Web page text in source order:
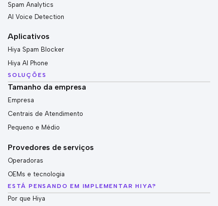
Spam Analytics
AI Voice Detection
Aplicativos
Hiya Spam Blocker
Hiya AI Phone
SOLUÇÕES
Tamanho da empresa
Empresa
Centrais de Atendimento
Pequeno e Médio
Provedores de serviços
Operadoras
OEMs e tecnologia
ESTÁ PENSANDO EM IMPLEMENTAR HIYA?
Por que Hiya